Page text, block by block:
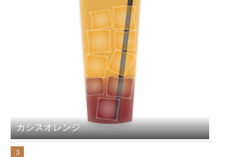
カシスオレンジ